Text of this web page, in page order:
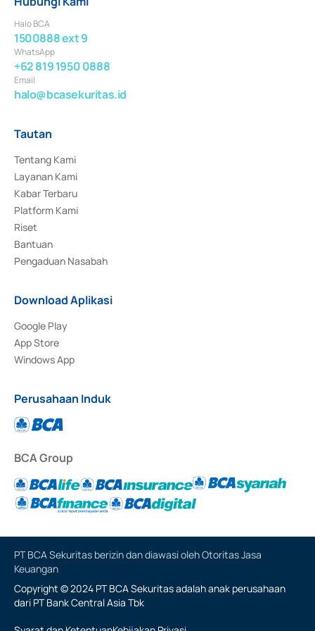
Halo BCA
1500888 ext 9
WhatsApp
+62 819 1950 0888
Email
halo@bcasekuritas.id
Tautan
Tentang Kami
Layanan Kami
Kabar Terbaru
Platform Kami
Riset
Bantuan
Pengaduan Nasabah
Download Aplikasi
Google Play
App Store
Windows App
Perusahaan Induk
BCA Group
PT BCA Sekuritas berizin dan diawasi oleh Otoritas Jasa
Keuangan
Copyright © 2024 PT BCA Sekuritas adalah anak perusahaan
dari PT Bank Central Asia Tbk